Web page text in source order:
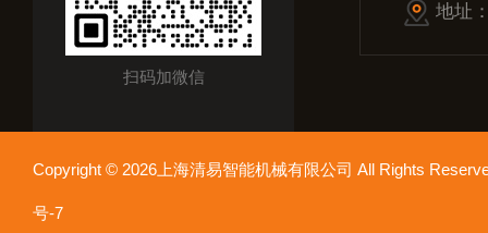
扫码加微信
地址
Copyright © 2026上海清易智能机械有限公司 All Rights
号-7